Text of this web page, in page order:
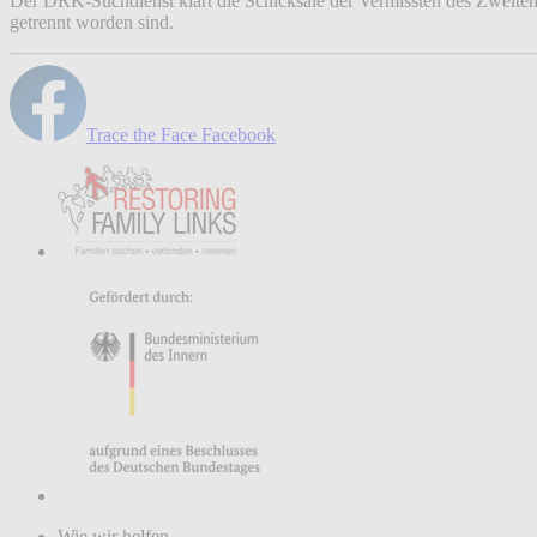
getrennt worden sind.
Trace the Face Facebook